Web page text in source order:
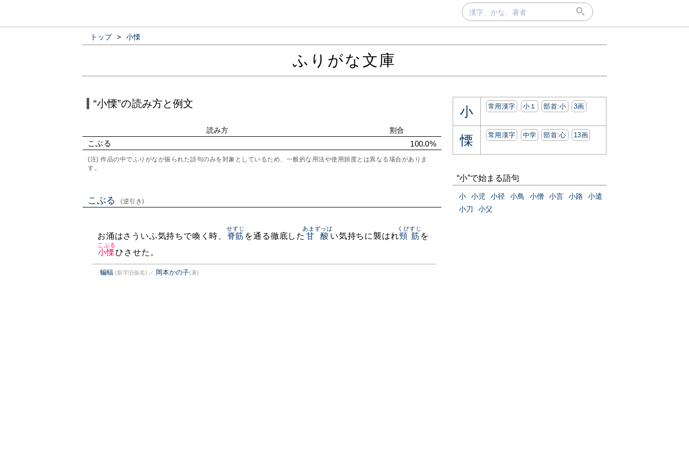
トップ > 小慄
ふりがな文庫
“小慄”の読み方と例文
読み方 割合
こぶる 100.0%
(注) 作品の中でふりがなが振られた語句のみを対象としているため、一般的な用法や使用頻度とは異なる場合がありま
す。
こぶる (逆引き)
お涌はさういふ気持ちで喚く時、 脊筋
せすじ
を通る徹底した 甘酸
あまずっぱ
い気持ちに襲はれ頸筋
くびすじ
を
小慄
こぶる
ひさせた。
蝙蝠 (新字旧仮名) ／ 岡本かの子(著)
小 常用漢字 小１ 部首:⼩ 3画
慄 常用漢字 中学 部首:⼼ 13画
“小”で始まる語句
小 小児 小径 小鳥 小僧 小言 小路
小遣
小刀
小父